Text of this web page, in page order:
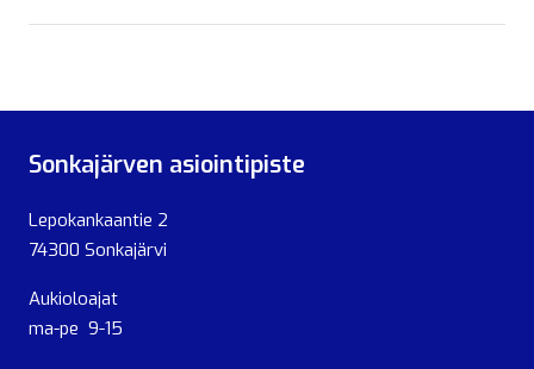
Sonkajärven asiointipiste
Lepokankaantie 2
74300 Sonkajärvi
Aukioloajat
ma-pe 9-15